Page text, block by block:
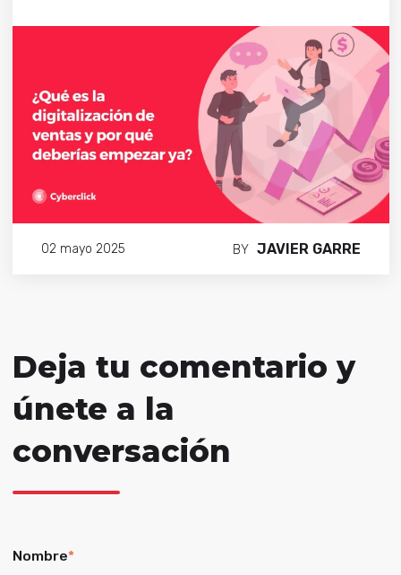
02 mayo 2025 BY JAVIER GARRE
Deja tu comentario y
únete a la
conversación
Nombre*